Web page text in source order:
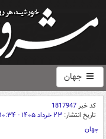
جهان
کد خبر1817947
تاریخ انتشار: ۲۳ خرداد ۱۴۰۵ - ۱۰:۳۴
جهان